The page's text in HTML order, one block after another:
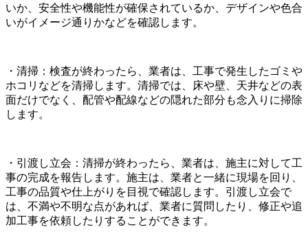
いか、安全性や機能性が確保されているか、デザインや色合
いがイメージ通りかなどを確認します。
・清掃：検査が終わったら、業者は、工事で発生したゴミや
ホコリなどを清掃します。清掃では、床や壁、天井などの表
面だけでなく、配管や配線などの隠れた部分も念入りに掃除
します。
・引渡し立会：清掃が終わったら、業者は、施主に対して工
事の完成を報告します。施主は、業者と一緒に現場を回り、
工事の品質や仕上がりを目視で確認します。引渡し立会で
は、不満や不明な点があれば、業者に質問したり、修正や追
加工事を依頼したりすることができます。